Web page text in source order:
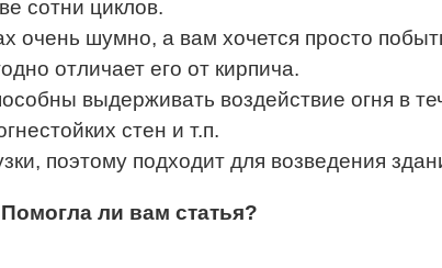
сотни циклов.
очень шумно, а вам хочется просто
отличает его от кирпича.
выдерживать воздействие огня в
стен и т.п.
поэтому подходит для возведения
Помогла ли вам статья?